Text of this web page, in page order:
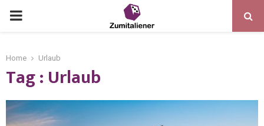
Home Urlaub
Tag : Urlaub